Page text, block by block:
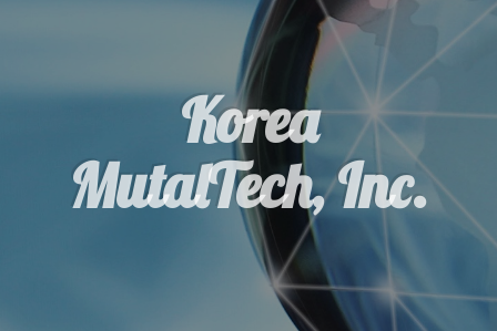
Korea
MutalTech, Inc.